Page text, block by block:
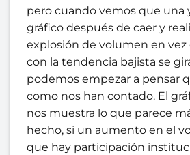
pero cuando vemos que una
gráfico después de caer y
explosión de volumen en
con la tendencia bajista se
podemos empezar a pensar
como nos han contado. El
nos muestra lo que parece
hecho, si un aumento en el
que hay participación